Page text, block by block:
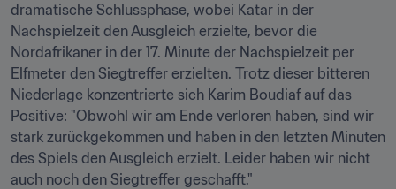
dramatische Schlussphase, wobei Katar in der
Nachspielzeit den Ausgleich erzielte, bevor die
Nordafrikaner in der 17. Minute der Nachspielzeit per
Elfmeter den Siegtreffer erzielten. Trotz dieser bitteren
Niederlage konzentrierte sich Karim Boudiaf auf das
Positive: "Obwohl wir am Ende verloren haben, sind wir
stark zurückgekommen und haben in den letzten Minuten
des Spiels den Ausgleich erzielt. Leider haben wir nicht
auch noch den Siegtreffer geschafft."